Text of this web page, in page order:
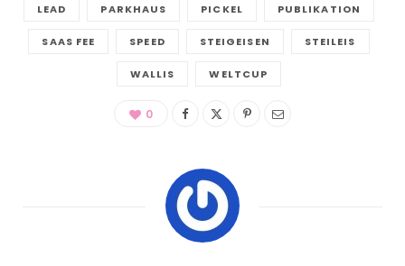
LEAD PARKHAUS PICKEL PUBLIKATION
SAAS FEE SPEED STEIGEISEN STEILEIS
WALLIS WELTCUP
0